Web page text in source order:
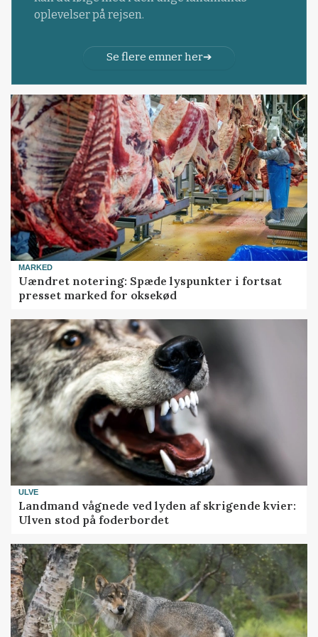
oplevelser på rejsen.
Se flere emner her
MARKED
Uændret notering: Spæde lyspunkter i fortsat
presset marked for oksekød
ULVE
Landmand vågnede ved lyden af skrigende kvier:
Ulven stod på foderbordet